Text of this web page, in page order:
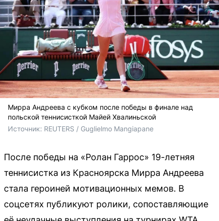
Мирра Андреева с кубком после победы в финале над
польской теннисисткой Майей Хвалиньской
Источник: REUTERS / Guglielmo Mangiapane
После победы на «Ролан Гаррос» 19-летняя
теннисистка из Красноярска Мирра Андреева
стала героиней мотивационных мемов. В
соцсетях публикуют ролики, сопоставляющие